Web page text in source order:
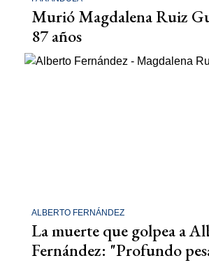
Murió Magdalena Ruiz
87 años
ALBERTO FERNÁNDEZ
La muerte que golpea a
Fernández: "Profundo